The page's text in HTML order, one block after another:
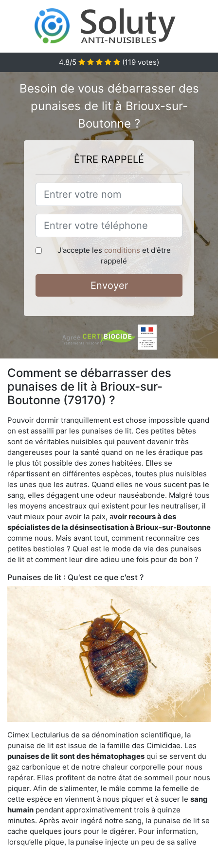
4.8/5 (119 votes)
Besoin de vous débarrasser des
punaises de lit à Brioux-sur-
Boutonne ?
ÊTRE RAPPELÉ
J'accepte les conditions et d'être
rappelé
Envoyer
Comment se débarrasser des
punaises de lit à Brioux-sur-
Boutonne (79170) ?
Pouvoir dormir tranquillement est chose impossible quand
on est assailli par les punaises de lit. Ces petites bêtes
sont de véritables nuisibles qui peuvent devenir très
dangereuses pour la santé quand on ne les éradique pas
le plus tôt possible des zones habitées. Elles se
répartissent en différentes espèces, toutes plus nuisibles
les unes que les autres. Quand elles ne vous sucent pas le
sang, elles dégagent une odeur nauséabonde. Malgré tous
les moyens ancestraux qui existent pour les neutraliser, il
vaut mieux pour avoir la paix, avoir recours à des
spécialistes de la désinsectisation à Brioux-sur-Boutonne
comme nous. Mais avant tout, comment reconnaître ces
petites bestioles ? Quel est le mode de vie des punaises
de lit et comment leur dire adieu une fois pour de bon ?
Punaises de lit : Qu'est ce que c'est ?
Cimex Lectularius de sa dénomination scientifique, la
punaise de lit est issue de la famille des Cimicidae. Les
punaises de lit sont des hématophages qui se servent du
gaz carbonique et de notre chaleur corporelle pour nous
repérer. Elles profitent de notre état de sommeil pour nous
piquer. Afin de s'alimenter, le mâle comme la femelle de
cette espèce en viennent à nous piquer et à sucer le sang
humain pendant approximativement trois à quinze
minutes. Après avoir ingéré notre sang, la punaise de lit se
cache quelques jours pour le digérer. Pour information,
lorsqu’elle pique, la punaise injecte un peu de sa salive